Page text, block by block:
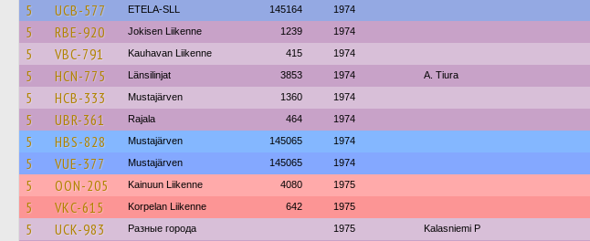
5 UCB-577 ETELA-SLL 145164 1974
5 RBE-920 Jokisen Liikenne 1239 1974
5 VBC-791 Kauhavan Liikenne 415 1974
5 HCN-775 Länsilinjat 3853 1974 A. Tiura
5 HCB-333 Mustajärven 1360 1974
5 UBR-361 Rajala 464 1974
5 HBS-828 Mustajärven 145065 1974
5 VUE-377 Mustajärven 145065 1974
5 OON-205 Kainuun Liikenne 4080 1975
5 VKC-615 Korpelan Liikenne 642 1975
5 UCK-983 Разные города 1975 Kalasniemi P